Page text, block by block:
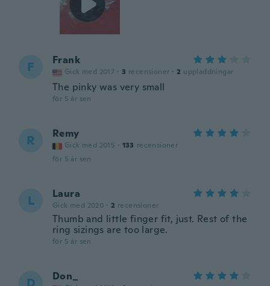
F Frank
Gick med 2017 · 3 recensioner · 2 uppladdningar
The pinky was very small
för 5 år sen
R Remy
Gick med 2015 · 133 recensioner
för 5 år sen
L Laura
Gick med 2020 · 2 recensioner
Thumb and little finger fit, just. Rest of the
ring sizings are too large.
för 5 år sen
Don_